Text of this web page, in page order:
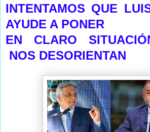
INTENTAMOS QUE
AYUDE A PONER
EN CLARO
NOS DESORIENTAN